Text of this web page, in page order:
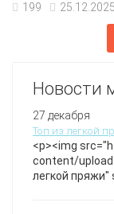
199 25.12.2025
Новости
27 декабря
Топ из легкой
<p><img
content/
легкой пряжи"